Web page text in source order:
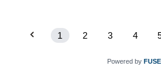
1 2 3 4
Powered by FUSE